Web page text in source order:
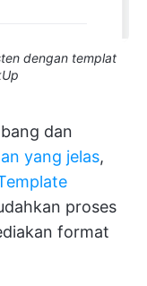
dengan templat
dan
yang jelas,
proses
format